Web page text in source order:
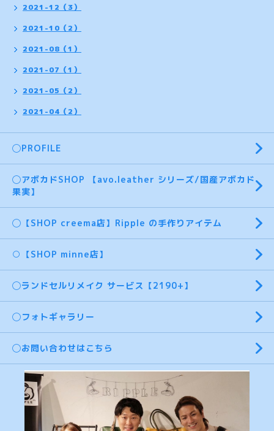
2021-12（3）
2021-10（2）
2021-08（1）
2021-07（1）
2021-05（2）
2021-04（2）
◯PROFILE
◯アボカドSHOP 【avo.leather シリーズ/国産アボカド
果実】
◯【SHOP creema店】Ripple の手作りアイテム
○【SHOP minne店】
◯ランドセルリメイク サービス【2190+】
◯フォトギャラリー
◯お問い合わせはこちら